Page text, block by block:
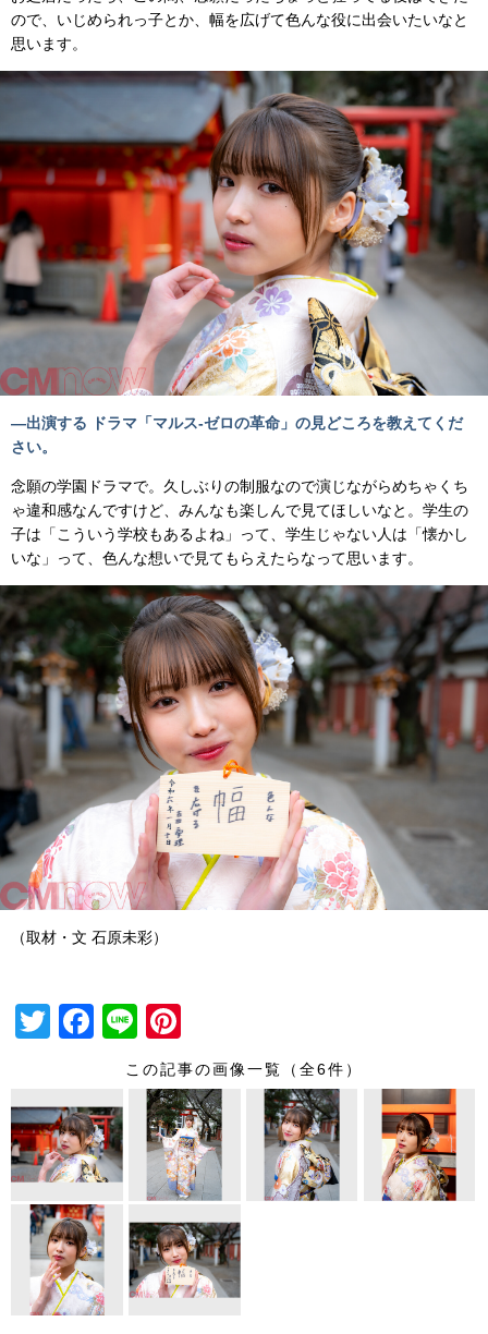
ので、いじめられっ子とか、幅を広げて色んな役に出会いたいなと
思います。
—出演する ドラマ「マルス-ゼロの革命」の見どころを教えてくだ
さい。
念願の学園ドラマで。久しぶりの制服なので演じながらめちゃくち
ゃ違和感なんですけど、みんなも楽しんで見てほしいなと。学生の
子は「こういう学校もあるよね」って、学生じゃない人は「懐かし
いな」って、色んな想いで見てもらえたらなって思います。
（取材・文 石原未彩）
T
er
F
e
b
o
o
k
Li
n
e
nt
er
e
st
この記事の画像一覧（全6件）